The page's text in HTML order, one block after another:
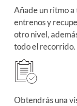
Añade un ritmo a
entrenos y
otro nivel,
todo el recorrido.
Obtendrás una